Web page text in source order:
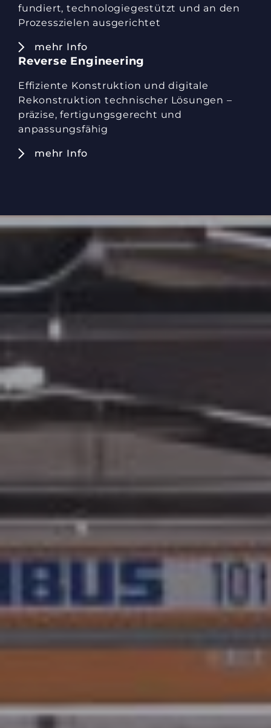
fundiert, technologiegestützt und an den
Prozesszielen ausgerichtet
mehr Info
Reverse Engineering
Effiziente Konstruktion und digitale
Rekonstruktion technischer Lösungen –
präzise, fertigungsgerecht und
anpassungsfähig
mehr Info